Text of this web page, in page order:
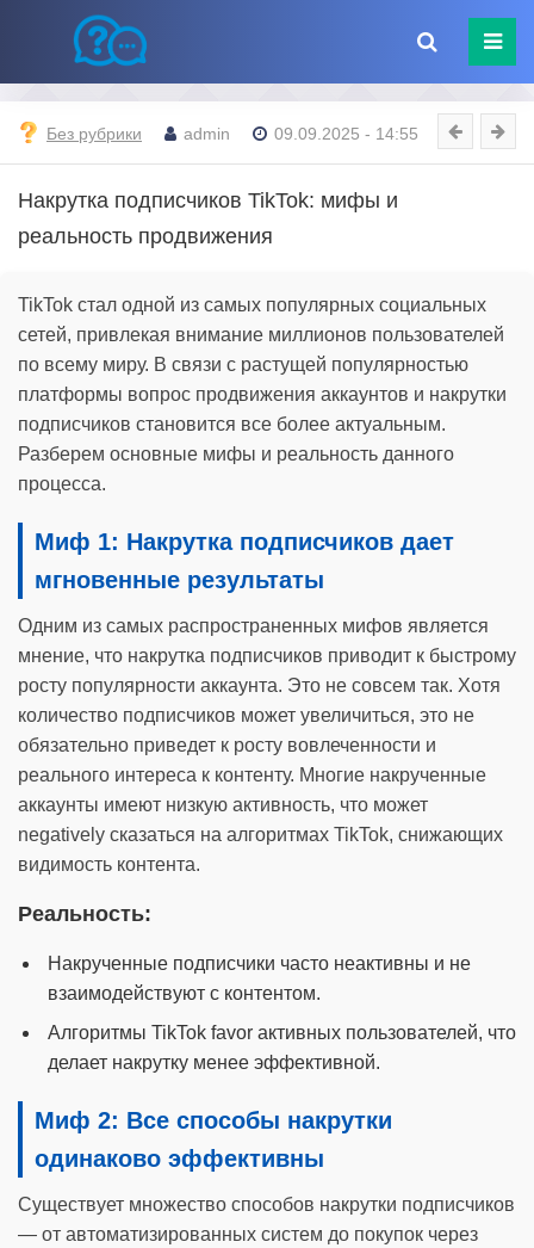
Без рубрики admin 09.09.2025 - 14:55
Накрутка подписчиков TikTok: мифы и
реальность продвижения
TikTok стал одной из самых популярных социальных
сетей, привлекая внимание миллионов пользователей
по всему миру. В связи с растущей популярностью
платформы вопрос продвижения аккаунтов и накрутки
подписчиков становится все более актуальным.
Разберем основные мифы и реальность данного
процесса.
Миф 1: Накрутка подписчиков дает
мгновенные результаты
Одним из самых распространенных мифов является
мнение, что накрутка подписчиков приводит к быстрому
росту популярности аккаунта. Это не совсем так. Хотя
количество подписчиков может увеличиться, это не
обязательно приведет к росту вовлеченности и
реального интереса к контенту. Многие накрученные
аккаунты имеют низкую активность, что может
negatively сказаться на алгоритмах TikTok, снижающих
видимость контента.
Реальность:
Накрученные подписчики часто неактивны и не
взаимодействуют с контентом.
Алгоритмы TikTok favor активных пользователей, что
делает накрутку менее эффективной.
Миф 2: Все способы накрутки
одинаково эффективны
Существует множество способов накрутки подписчиков
— от автоматизированных систем до покупок через